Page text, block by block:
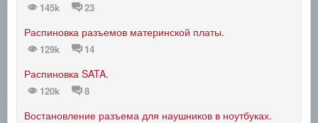
145k 23
Распиновка разъемов материнской платы.
129k 14
Распиновка SATA.
120k 8
Востановление разъема для наушников в ноутбуках.